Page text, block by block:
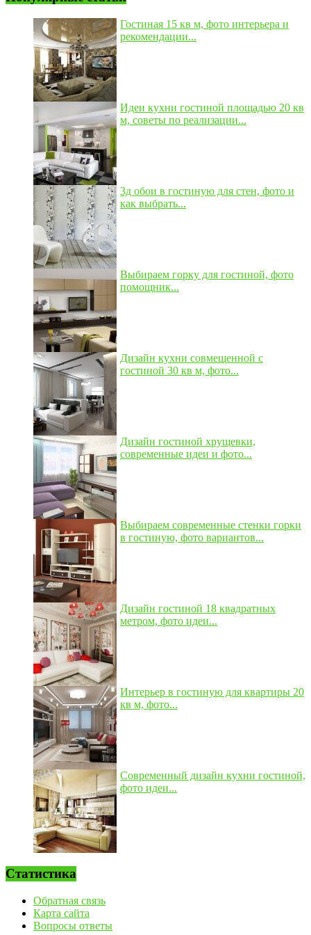
Гостиная 15 кв м, фото интерьера и
рекомендации...
Идеи кухни гостиной площадью 20 кв
м, советы по реализации...
3д обои в гостиную для стен, фото и
как выбрать...
Выбираем горку для гостиной, фото
помощник...
Дизайн кухни совмещенной с
гостиной 30 кв м, фото...
Дизайн гостиной хрущевки,
современные идеи и фото...
Выбираем современные стенки горки
в гостиную, фото вариантов...
Дизайн гостиной 18 квадратных
метром, фото идеи...
Интерьер в гостиную для квартиры 20
кв м, фото...
Современный дизайн кухни гостиной,
фото идеи...
Статистика
Обратная связь
Карта сайта
Вопросы ответы